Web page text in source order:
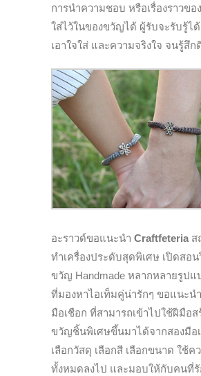
การนำความชอบ หรือเรื่องราวขอ
ใส่ไว้ในของขวัญได้ ผู้รับจะรับรู้ไ
เอาใจใส่ และความจริงใจ จนรู้สึก
อะราวด์ขอแนะนำ Craftfeteria ส
ทำเครื่องประดับสุดพิเศษ เปิดสอ
ขวัญ Handmade หลากหลายรูป
ที่มองหาไอเท็มคู่น่ารักๆ ขอแนะน
มือเชือก ที่สามารถเข้าไปใช้ฝีมือส
ขวัญชิ้นพิเศษขึ้นมาได้จากสองมือ
เลือกวัสดุ เลือกสี เลือกขนาด ใช้ค
ทั้งหมดลงไป และมอบให้กับคนที่